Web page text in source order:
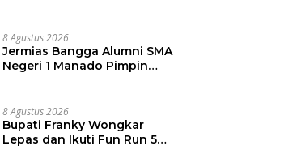
8 Agustus 2026
Jermias Bangga Alumni SMA
Negeri 1 Manado Pimpin
8 Agustus 2026
Bupati Franky Wongkar
Lepas dan Ikuti Fun Run 5K